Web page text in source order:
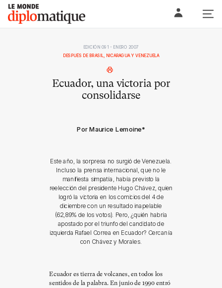
Skip
content
Le monde diplomatique
EDICIÓN 091 - ENERO 2007
DESPUÉS DE BRASIL, NICARAGUA Y VENEZUELA
Ecuador, una victoria por
consolidarse
Por Maurice Lemoine*
Este año, la sorpresa no surgió de Venezuela.
Incluso la prensa internacional, que no le
manifiesta simpatía, había previsto la
reelección del presidente Hugo Chávez, quien
logró la victoria en los comicios del 4 de
diciembre con un resultado inapelable
(62,89% de los votos). Pero, ¿quién habría
apostado por el triunfo del candidato de
izquierda Rafael Correa en Ecuador? Cercanía
con Chávez y Morales.
Ecuador es tierra de volcanes, en todos los
sentidos de la palabra. En junio de 1990 entró